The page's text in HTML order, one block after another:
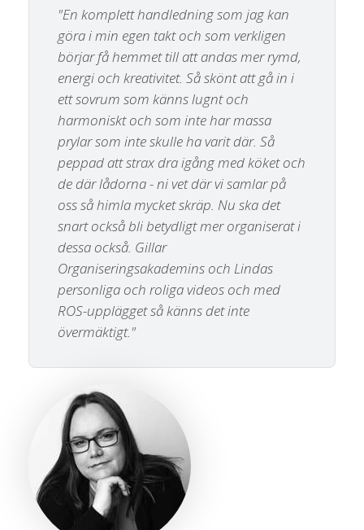
"En komplett handledning som jag kan
göra i min egen takt och som verkligen
börjar få hemmet till att andas mer rymd,
energi och kreativitet. Så skönt att gå in i
ett sovrum som känns lugnt och
harmoniskt och som inte har massa
prylar som inte skulle ha varit där. Så
peppad att strax dra igång med köket och
de där lådorna - ni vet där vi samlar på
oss så himla mycket skräp. Nu ska det
snart också bli betydligt mer organiserat i
dessa också. Gillar
Organiseringsakademins och Lindas
personliga och roliga videos och med
ROS-upplägget så känns det inte
övermäktigt."